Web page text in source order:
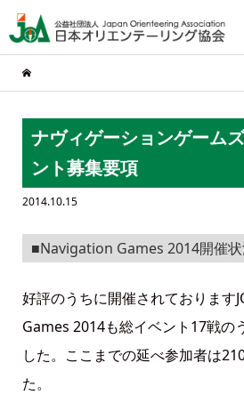
ナヴィゲーションゲーム
ント募集要項
2014.10.15
■Navigation Games 2014開催
好評のうちに開催されております
Games 2014も総イベント17戦の
した。ここまでの延べ参加者は
た。